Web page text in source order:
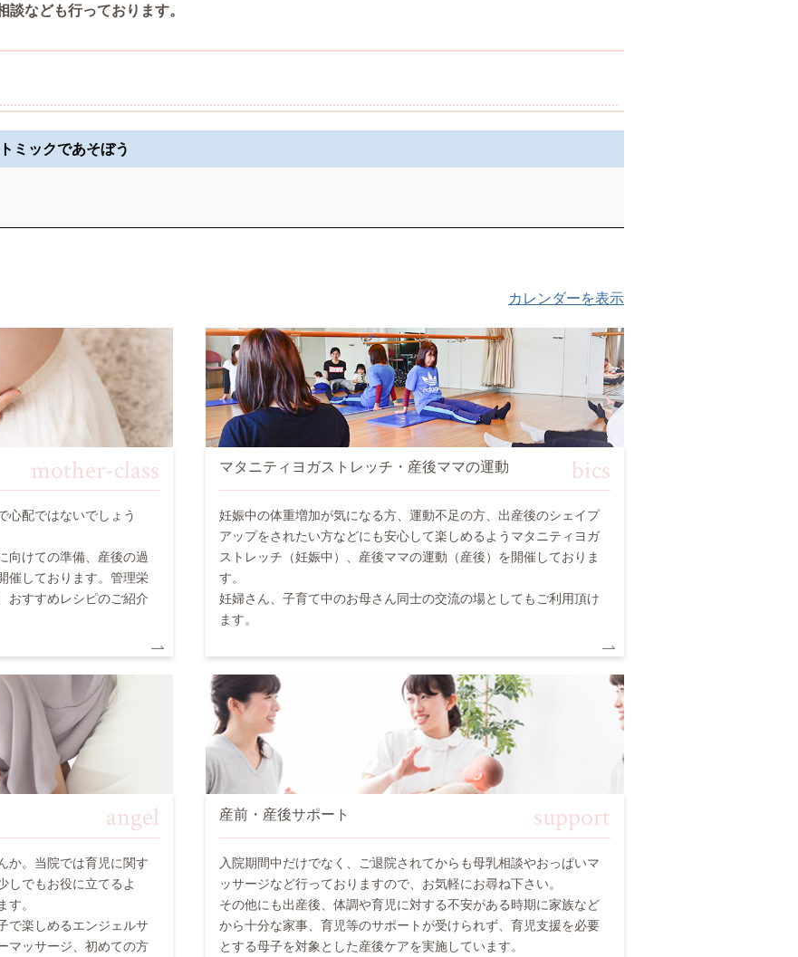
なども行っております。
ミックであそぼう
カレンダーを表示
mother-class
心配ではないでしょう
向けての準備、産後の過
催しております。管理栄
おすすめレシピのご紹介
マタニティヨガストレッチ・産後ママの運動 bics
妊娠中の体重増加が気になる方、運動不足の方、出産後のシェイプ
アップをされたい方などにも安心して楽しめるようマタニティヨガ
ストレッチ（妊娠中）、産後ママの運動（産後）を開催しておりま
す。
妊婦さん、子育て中のお母さん同士の交流の場としてもご利用頂け
ます。
angel
か。当院では育児に関す
しでもお役に立てるよ
。
で楽しめるエンジェルサ
マッサージ、初めての方
産前・産後サポート support
入院期間中だけでなく、ご退院されてからも母乳相談やおっぱいマ
ッサージなど行っておりますので、お気軽にお尋ね下さい。
その他にも出産後、体調や育児に対する不安がある時期に家族など
から十分な家事、育児等のサポートが受けられず、育児支援を必要
とする母子を対象とした産後ケアを実施しています。